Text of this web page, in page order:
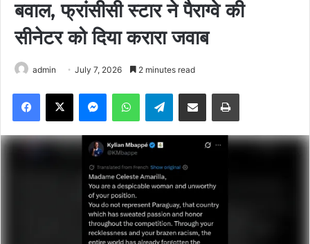
बवाल, फ्रांसीसी स्टार ने पैराग्वे की
सीनेटर को दिया करारा जवाब
admin July 7, 2026 2 minutes read
Facebook
X MessengerWhatsAppTelegramShare via Email Print